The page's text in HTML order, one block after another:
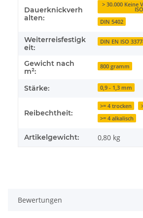
Dauerknickverh
alten:
> 30.000 Keine
DIN 5402
Weiterreisfestigk
eit:
DIN EN ISO
Gewicht nach
m²:
800 gramm
Stärke: 0,9 - 1,3 mm
Reibechtheit:
>= 4 trocken
>= 4 alkalisch
Artikelgewicht: 0,80 kg
Bewertungen